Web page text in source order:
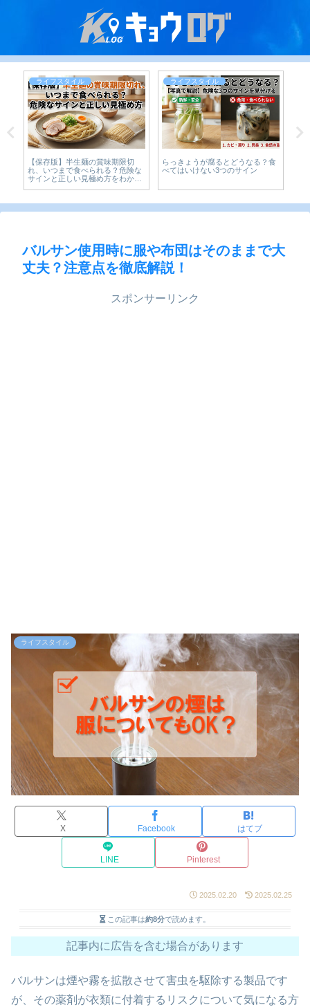
ライフスタイル
【保存版】半生麺の賞味期限切
れ、いつまで食べられる？危険な
サインと正しい見極め方をわかり
ライフスタイル
らっきょうが腐るとどうなる？食
べてはいけない3つのサイン
バルサン使用時に服や布団はそのままで大
丈夫？注意点を徹底解説！
スポンサーリンク
ライフスタイル
X Facebook はてブ
LINE Pinterest
2025.02.20 2025.02.25
この記事は約8分で読めます。
記事内に広告を含む場合があります
バルサンは煙や霧を拡散させて害虫を駆除する製品です
が、その薬剤が衣類に付着するリスクについて気になる方